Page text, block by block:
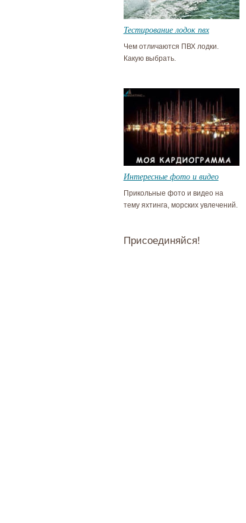
Тестирование лодок пвх
Чем отличаются ПВХ лодки.
Какую выбрать.
Интересные фото и видео
Прикольные фото и видео на
тему яхтинга, морских увлечений.
Присоединяйся!